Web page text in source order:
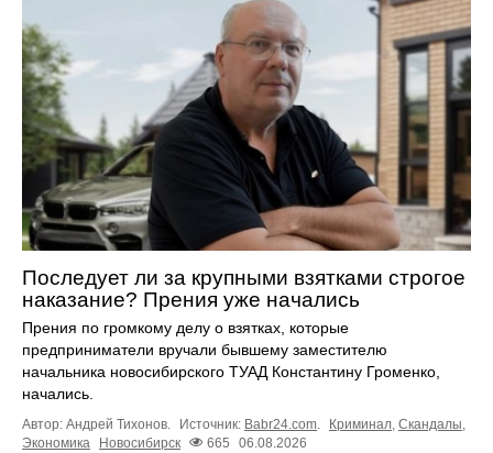
Последует ли за крупными взятками строгое
наказание? Прения уже начались
Прения по громкому делу о взятках, которые
предприниматели вручали бывшему заместителю
начальника новосибирского ТУАД Константину Громенко,
начались.
Автор: Андрей Тихонов. Источник: Babr24.com. Криминал, Скандалы,
Экономика
Новосибирск 665 06.08.2026